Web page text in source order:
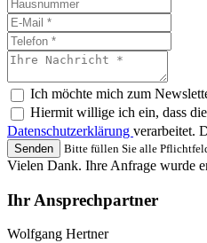
Ich möchte mich zum
Hiermit willige ich ein, dass
Datenschutzerklärung verarbeitet.
Senden Bitte füllen Sie alle
Vielen Dank. Ihre Anfrage wurde
Ihr Ansprechpartner
Wolfgang Hertner